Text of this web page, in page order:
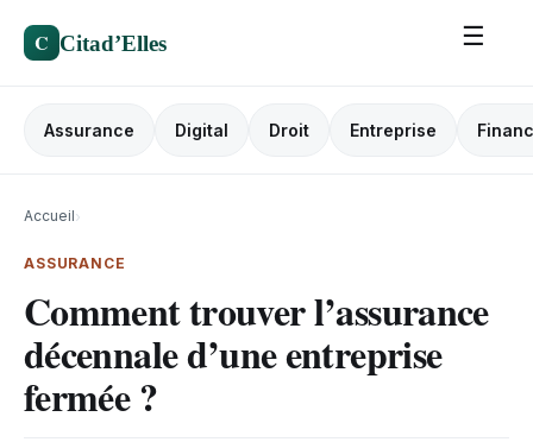
C Citad’Elles ☰
Assurance Digital Droit Entreprise
Accueil›
ASSURANCE
Comment trouver l’assurance
décennale d’une entreprise
fermée ?